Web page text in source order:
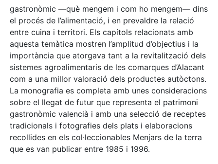
gastronòmic —què mengem i com ho mengem— dins
el procés de l’alimentació, i en prevaldre la relació
entre cuina i territori. Els capítols relacionats amb
aquesta temàtica mostren l’amplitud d’objectius i la
importància que atorgava tant a la revitalització dels
sistemes agroalimentaris de les comarques d’Alacant
com a una millor valoració dels productes autòctons.
La monografia es completa amb unes consideracions
sobre el llegat de futur que representa el patrimoni
gastronòmic valencià i amb una selecció de receptes
tradicionals i fotografies dels plats i elaboracions
recollides en els col·leccionables Menjars de la terra
que es van publicar entre 1985 i 1996.